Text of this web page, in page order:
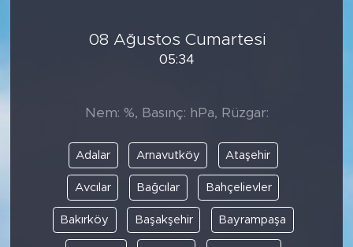
08 Ağustos Cumartesi
05:34
Nem: %, Basınç: hPa, Rüzgar:
Adalar Arnavutköy Ataşehir
Avcılar Bağcılar Bahçelievler
Bakırköy Başakşehir Bayrampaşa
Köşe Yazarları
Manşet
Ulusal Son Dakika Haberleri